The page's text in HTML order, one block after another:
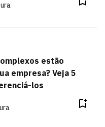
estão
empresa? Veja 5
los